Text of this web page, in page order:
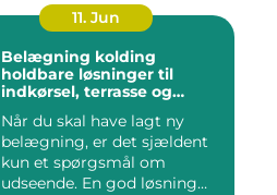
11. Jun
Belægning kolding
holdbare løsninger til
indkørsel, terrasse og
Når du skal have lagt ny
belægning, er det sjældent
kun et spørgsmål om
udseende. En god løsning